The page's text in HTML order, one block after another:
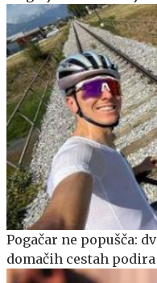
Pogačar ne popušča:
domačih cestah